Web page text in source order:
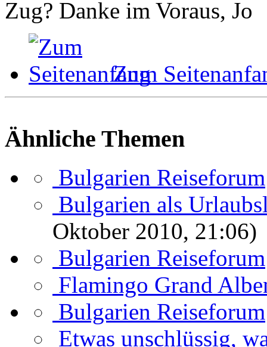
Zug? Danke im Voraus, Jo
Zum
Ähnliche Themen
Bulgarien Reiseforum
Bulgarien als
Oktober 2010, 21:06)
Bulgarien Reiseforum
Flamingo Grand
Bulgarien Reiseforum
Etwas unschlüssig,